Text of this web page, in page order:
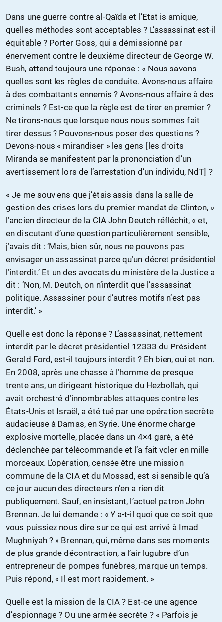
Dans une guerre contre al-Qaïda et l’Etat islamique,
quelles méthodes sont acceptables ? L’assassinat est-il
équitable ? Porter Goss, qui a démissionné par
énervement contre le deuxième directeur de George W.
Bush, attend toujours une réponse : « Nous savons
quelles sont les règles de conduite. Avons-nous affaire
à des combattants ennemis ? Avons-nous affaire à des
criminels ? Est-ce que la règle est de tirer en premier ?
Ne tirons-nous que lorsque nous nous sommes fait
tirer dessus ? Pouvons-nous poser des questions ?
Devons-nous « mirandiser » les gens [les droits
Miranda se manifestent par la prononciation d’un
avertissement lors de l’arrestation d’un individu, NdT] ?
« Je me souviens que j’étais assis dans la salle de
gestion des crises lors du premier mandat de Clinton, »
l’ancien directeur de la CIA John Deutch réfléchit, « et,
en discutant d’une question particulièrement sensible,
j’avais dit : ‘Mais, bien sûr, nous ne pouvons pas
envisager un assassinat parce qu’un décret présidentiel
l’interdit.’ Et un des avocats du ministère de la Justice a
dit : ‘Non, M. Deutch, on n’interdit que l’assassinat
politique. Assassiner pour d’autres motifs n’est pas
interdit.’ »
Quelle est donc la réponse ? L’assassinat, nettement
interdit par le décret présidentiel 12333 du Président
Gerald Ford, est-il toujours interdit ? Eh bien, oui et non.
En 2008, après une chasse à l’homme de presque
trente ans, un dirigeant historique du Hezbollah, qui
avait orchestré d’innombrables attaques contre les
États-Unis et Israël, a été tué par une opération secrète
audacieuse à Damas, en Syrie. Une énorme charge
explosive mortelle, placée dans un 4×4 garé, a été
déclenchée par télécommande et l’a fait voler en mille
morceaux. L’opération, censée être une mission
commune de la CIA et du Mossad, est si sensible qu’à
ce jour aucun des directeurs n’en a rien dit
publiquement. Sauf, en insistant, l’actuel patron John
Brennan. Je lui demande : « Y a-t-il quoi que ce soit que
vous puissiez nous dire sur ce qui est arrivé à Imad
Mughniyah ? » Brennan, qui, même dans ses moments
de plus grande décontraction, a l’air lugubre d’un
entrepreneur de pompes funèbres, marque un temps.
Puis répond, « Il est mort rapidement. »
Quelle est la mission de la CIA ? Est-ce une agence
d’espionnage ? Ou une armée secrète ? « Parfois je